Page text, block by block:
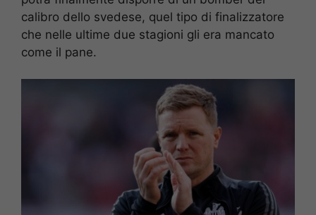
calibro dello svedese, quel tipo di finalizzatore
che nelle ultime due stagioni gli era mancato
come il pane.